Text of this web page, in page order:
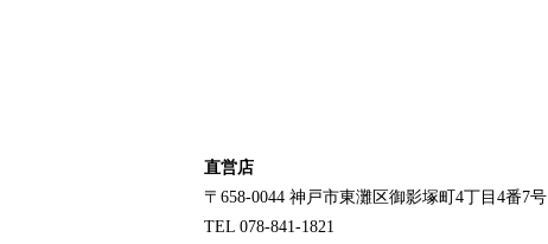
直営店
〒658-0044 神戸市東灘区御影塚町4丁目4番7号
TEL 078-841-1821